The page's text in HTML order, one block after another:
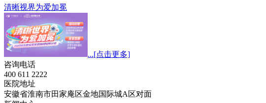
清晰视界为爱加冕
...[点击更多]
咨询电话
400 611 2222
医院地址
安徽省淮南市田家庵区金地国际城A区对面